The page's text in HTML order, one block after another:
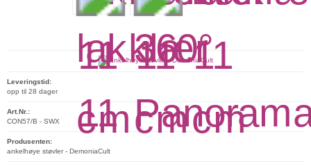
Leveringstid:
opp til 28 dager
Art.Nr.:
CON57/B - SWX
Produsenten:
ankelhøye støvler - DemoniaCult